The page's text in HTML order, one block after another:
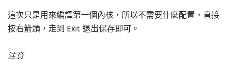
這次只是用來編譯第一個內核，所以不需要什麼配置，直接
按右箭頭，走到 Exit 退出保存即可。
注意